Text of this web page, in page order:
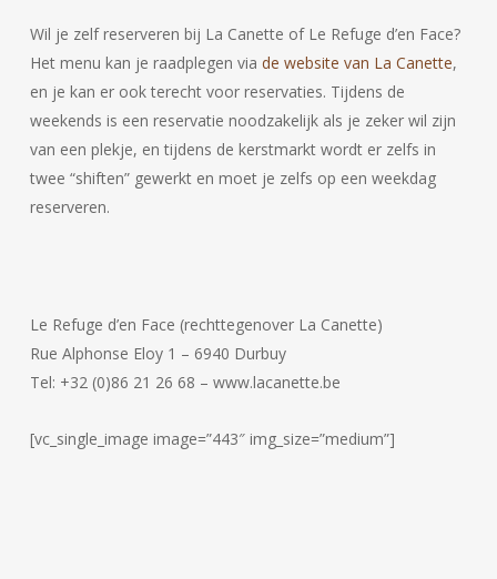
Wil je zelf reserveren bij La Canette of Le Refuge d’en Face?
Het menu kan je raadplegen via de website van La Canette,
en je kan er ook terecht voor reservaties. Tijdens de
weekends is een reservatie noodzakelijk als je zeker wil zijn
van een plekje, en tijdens de kerstmarkt wordt er zelfs in
twee “shiften” gewerkt en moet je zelfs op een weekdag
reserveren.
Le Refuge d’en Face (rechttegenover La Canette)
Rue Alphonse Eloy 1 – 6940 Durbuy
Tel: +32 (0)86 21 26 68 – www.lacanette.be
[vc_single_image image=”443″ img_size=”medium”]